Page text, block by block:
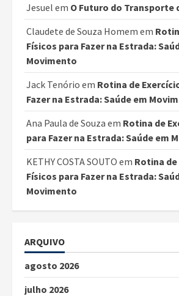
Jesuel em O Futuro do Transporte
Claudete de Souza Homem em
Físicos para Fazer na Estrada:
Movimento
Jack Tenório em Rotina de
Fazer na Estrada: Saúde em
Ana Paula de Souza em Rotina de
para Fazer na Estrada: Saúde em
KETHY COSTA SOUTO em Rotina
Físicos para Fazer na Estrada:
Movimento
ARQUIVO
agosto 2026
julho 2026